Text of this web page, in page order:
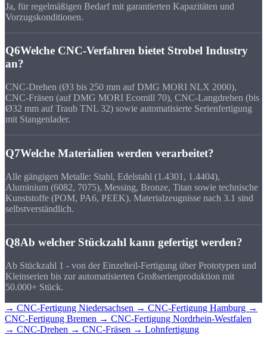
Ja, für regelmäßigen Bedarf mit garantierten Kapazitäten und
Vorzugskonditionen.
Q6Welche CNC-Verfahren bietet Strobel Industry
an?
CNC-Drehen (Ø3 bis 250 mm auf DMG MORI NLX 2000),
CNC-Fräsen (auf DMG MORI Ecomill 70), CNC-Langdrehen (bis
Ø32 mm auf Traub TNL 32) sowie automatisierte Serienfertigung
mit Stangenlader.
Q7Welche Materialien werden verarbeitet?
Alle gängigen Metalle: Stahl, Edelstahl (1.4301, 1.4404),
Aluminium (6082, 7075), Messing, Bronze, Titan sowie technische
Kunststoffe (POM, PA6, PEEK). Materialzeugnisse nach 3.1 sind
selbstverständlich.
Q8Ab welcher Stückzahl kann gefertigt werden?
Ab Stückzahl 1 - von der Einzelteil-Fertigung über Prototypen und
Kleinserien bis zur automatisierten Großserienproduktion mit
50.000+ Stück.
→ CNC-Fertigung Niedersachsen → CNC-Fertigung Hamburg →
CNC-Fertigung Bremen → CNC-Fertigung Nordrhein-Westfalen
→ CNC-Drehen → CNC-Fräsen → Lohnfertigung